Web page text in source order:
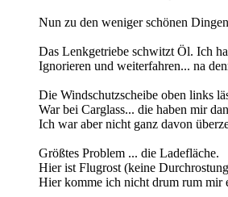
Nun zu den weniger schönen
Das Lenkgetriebe schwitzt Öl. Ich
Ignorieren und weiterfahren... na
Die Windschutzscheibe oben links
War bei Carglass... die haben mir
Ich war aber nicht ganz davon
Größtes Problem ... die Ladefläche.
Hier ist Flugrost (keine
Hier komme ich nicht drum rum mir